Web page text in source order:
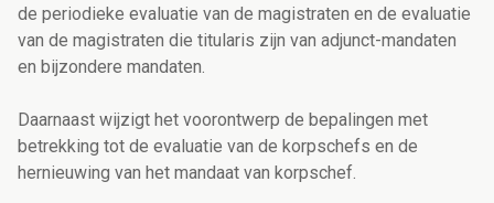
de periodieke evaluatie van de magistraten en de evaluatie
van de magistraten die titularis zijn van adjunct-mandaten
en bijzondere mandaten.
Daarnaast wijzigt het voorontwerp de bepalingen met
betrekking tot de evaluatie van de korpschefs en de
hernieuwing van het mandaat van korpschef.